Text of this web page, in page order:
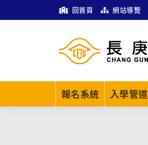
回首頁 網站導覽
報名系統 入學管道